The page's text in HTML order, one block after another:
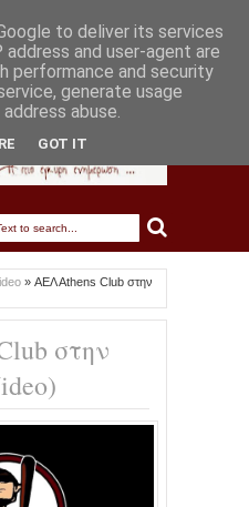
» ΑΕΛ Αthens Club στην
στην
to deliver its services
and user-agent are
performance and security
generate usage
abuse.
GOT IT